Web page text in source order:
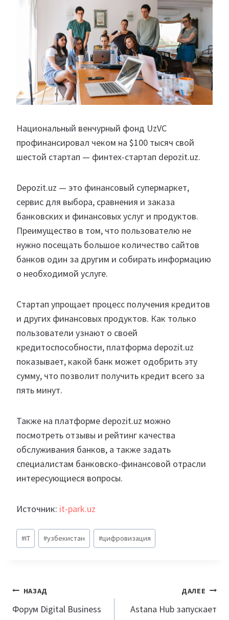
Национальный венчурный фонд UzVC
профинансировал чеком на $100 тысяч свой
шестой стартап — финтех-стартап depozit.uz.
Depozit.uz — это финансовый супермаркет,
сервис для выбора, сравнения и заказа
банковских и финансовых услуг и продуктов.
Преимущество в том, что пользователю не
нужно посещать большое количество сайтов
банков один за другим и собирать информацию
о необходимой услуге.
Стартап упрощает процесс получения кредитов
и других финансовых продуктов. Как только
пользователи узнают о своей
кредитоспособности, платформа depozit.uz
показывает, какой банк может одобрить эту
сумму, что позволит получить кредит всего за
пять минут.
Также на платформе depozit.uz можно
посмотреть отзывы и рейтинг качества
обслуживания банков, а также задать
специалистам банковско-финансовой отрасли
интересующиеся вопросы.
Источник: it-park.uz
Метки
записи:
#IT #узбекистан #цифровизация
Навигация
по
НАЗАД
Форум Digital Business
ДАЛЕЕ
Astana Hub запускает